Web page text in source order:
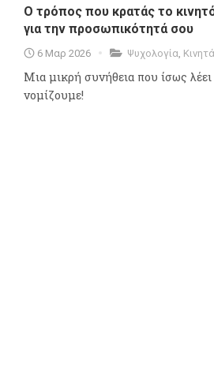
Ο τρόπος που κρατάς το
για την προσωπικότητά σου
6 Μαρ 2026 Ψυχολογία
Μια μικρή συνήθεια που ίσως
νομίζουμε!